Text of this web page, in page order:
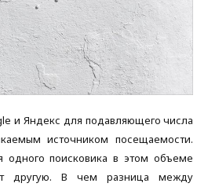
и Яндекс для подавляющего числа
источником посещаемости.
одного поисковика в этом объеме
другую. В чем разница между